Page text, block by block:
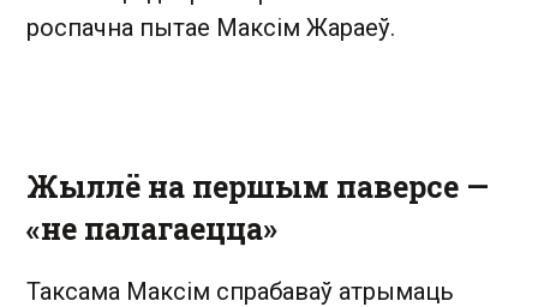
роспачна пытае Максім Жараеў.
Жыллё на першым паверсе —
«не палагаецца»
Таксама Максім спрабаваў атрымаць